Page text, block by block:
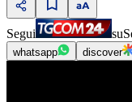
Segui su
whatsapp discover